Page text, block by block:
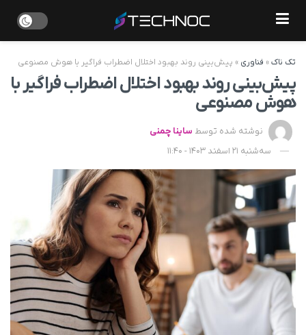
تک ناک» فناوری » پیش‌بینی روند بهبود اختلال اضطراب فراگیر با هوش مصنوعی
پیش‌بینی روند بهبود اختلال اضطراب فراگیر با
هوش مصنوعی
نوشته شده توسط ساینا چمنی
سه‌شنبه 21 اسفند 1403 - 11:40